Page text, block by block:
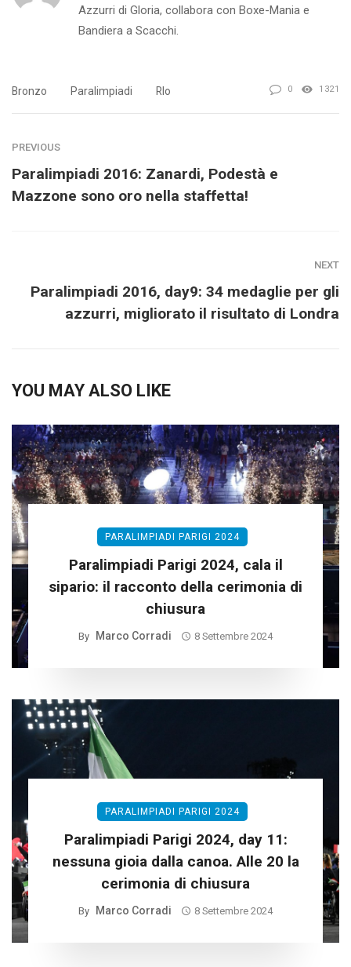
Azzurri di Gloria, collabora con Boxe-Mania e
Bandiera a Scacchi.
Bronzo Paralimpiadi RIo 0 1321
PREVIOUS
Paralimpiadi 2016: Zanardi, Podestà e
Mazzone sono oro nella staffetta!
NEXT
Paralimpiadi 2016, day9: 34 medaglie per gli
azzurri, migliorato il risultato di Londra
YOU MAY ALSO LIKE
PARALIMPIADI PARIGI 2024
Paralimpiadi Parigi 2024, cala il
sipario: il racconto della cerimonia di
chiusura
By Marco Corradi 8 Settembre 2024
PARALIMPIADI PARIGI 2024
Paralimpiadi Parigi 2024, day 11:
nessuna gioia dalla canoa. Alle 20 la
cerimonia di chiusura
By Marco Corradi 8 Settembre 2024